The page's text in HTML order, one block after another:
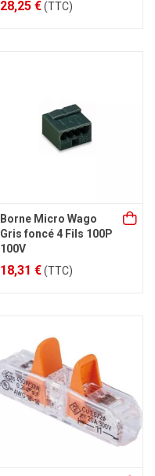
28,25 €(TTC)
Borne Micro Wago
Gris foncé 4 Fils 100P
100V
18,31 €(TTC)